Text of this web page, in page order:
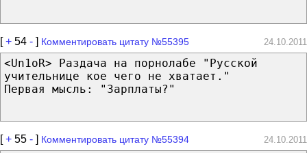
[+ 54 - ] Комментировать цитату №55395 24.10.2011
<Un1oR> Раздача на порнолабе "Русской
учительнице кое чего не хватает."
Первая мысль: "Зарплаты?"
[+ 55 - ] Комментировать цитату №55394 24.10.2011